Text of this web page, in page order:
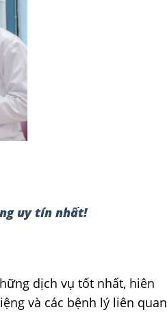
uy tín nhất!
dịch vụ tốt nhất, hiên
và các bệnh lý liên quan